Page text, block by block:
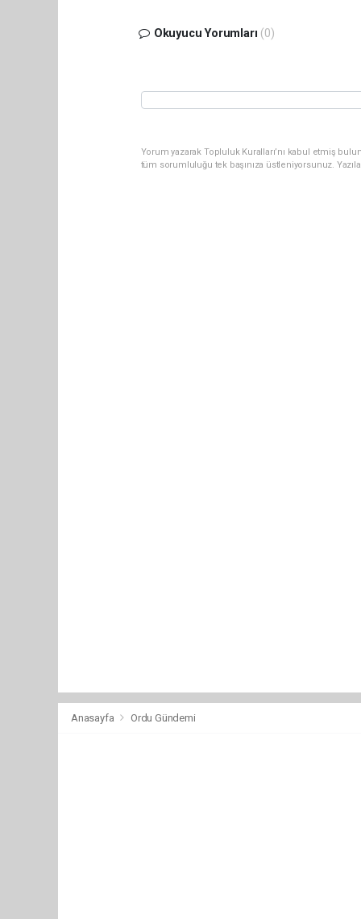
Okuyucu Yorumları (0)
Yorum yazarak Topluluk Kuralları’nı kabul etmiş
tüm sorumluluğu tek başınıza üstleniyorsunuz.
Anasayfa Ordu Gündemi